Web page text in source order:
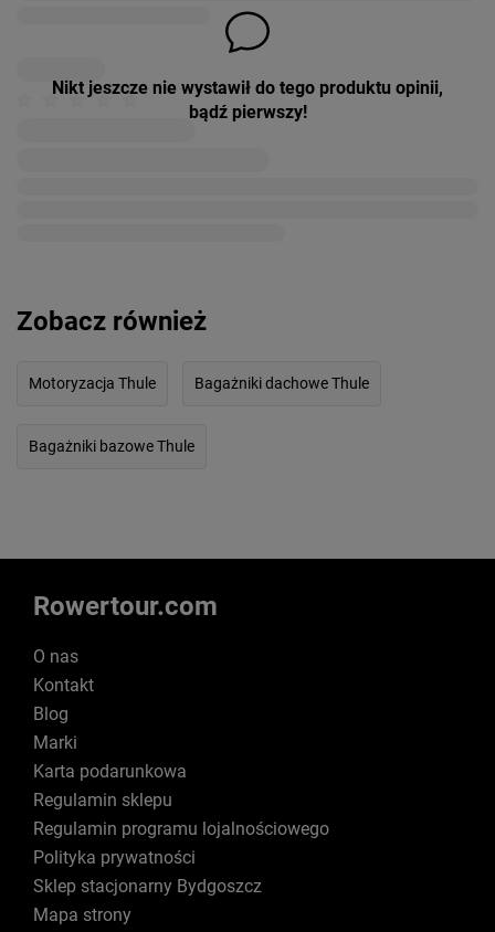
Nikt jeszcze nie wystawił do tego produktu opinii,
bądź pierwszy!
Zobacz również
Motoryzacja Thule Bagażniki dachowe Thule
Bagażniki bazowe Thule
Rowertour.com
O nas
Kontakt
Blog
Marki
Karta podarunkowa
Regulamin sklepu
Regulamin programu lojalnościowego
Polityka prywatności
Sklep stacjonarny Bydgoszcz
Mapa strony